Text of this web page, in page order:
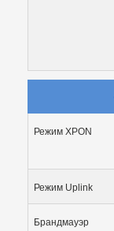
Режим XPON
РежимUplink
Брандмауэр